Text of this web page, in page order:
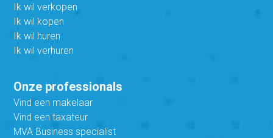
Ik wil verkopen
Ik wil kopen
Ik wil huren
Ik wil verhuren
Onze professionals
Vind een makelaar
Vind een taxateur
MVA Business specialist